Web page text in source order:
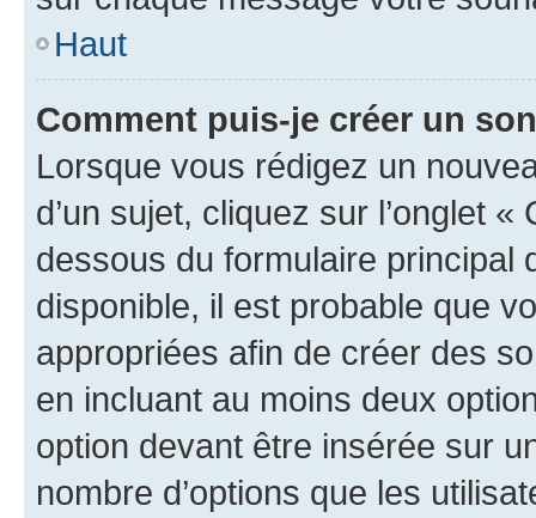
Haut
Comment puis-je créer un
Lorsque vous rédigez un
d’un sujet, cliquez sur l’onglet
dessous du formulaire principal
disponible, il est probable que
appropriées afin de créer des
en incluant au moins deux
option devant être insérée sur
nombre d’options que les